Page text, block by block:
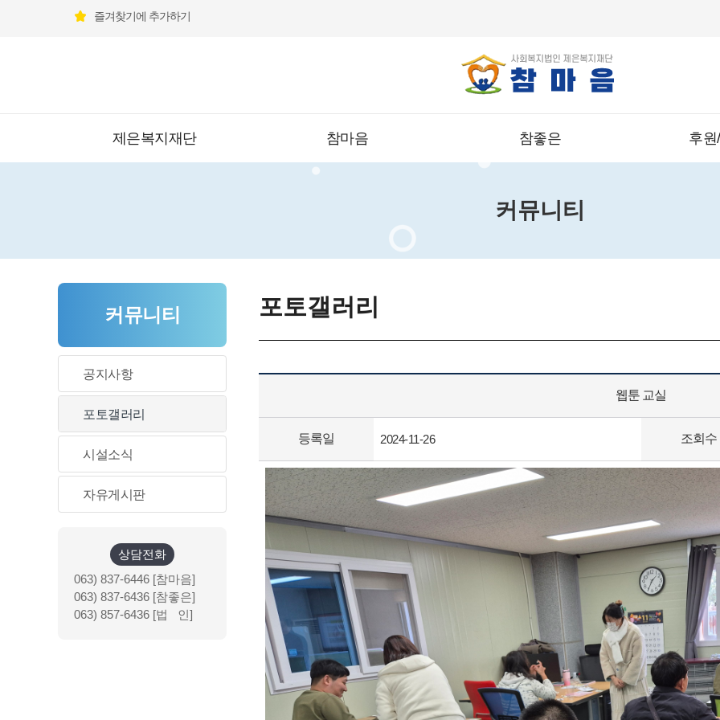
즐겨찾기에 추가하기
제은복지재단 참마음 참좋은 후
커뮤니티
커뮤니티
공지사항
포토갤러리
시설소식
자유게시판
상담전화
063) 837-6446 [참마음]
063) 837-6436 [참좋은]
063) 857-6436 [법 인]
포토갤러리
웹툰 교실
등록일 2024-11-26 조회수